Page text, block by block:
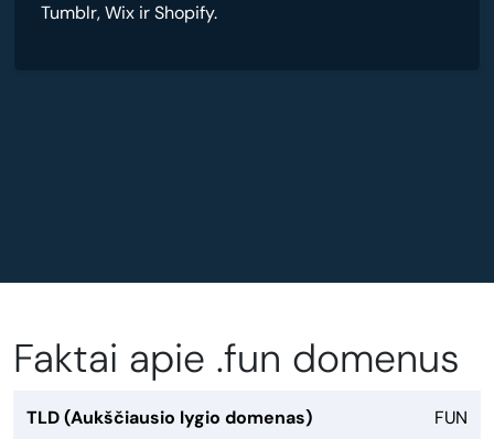
Tumblr, Wix ir Shopify.
Faktai apie .fun domenus
TLD (Aukščiausio lygio domenas) FUN